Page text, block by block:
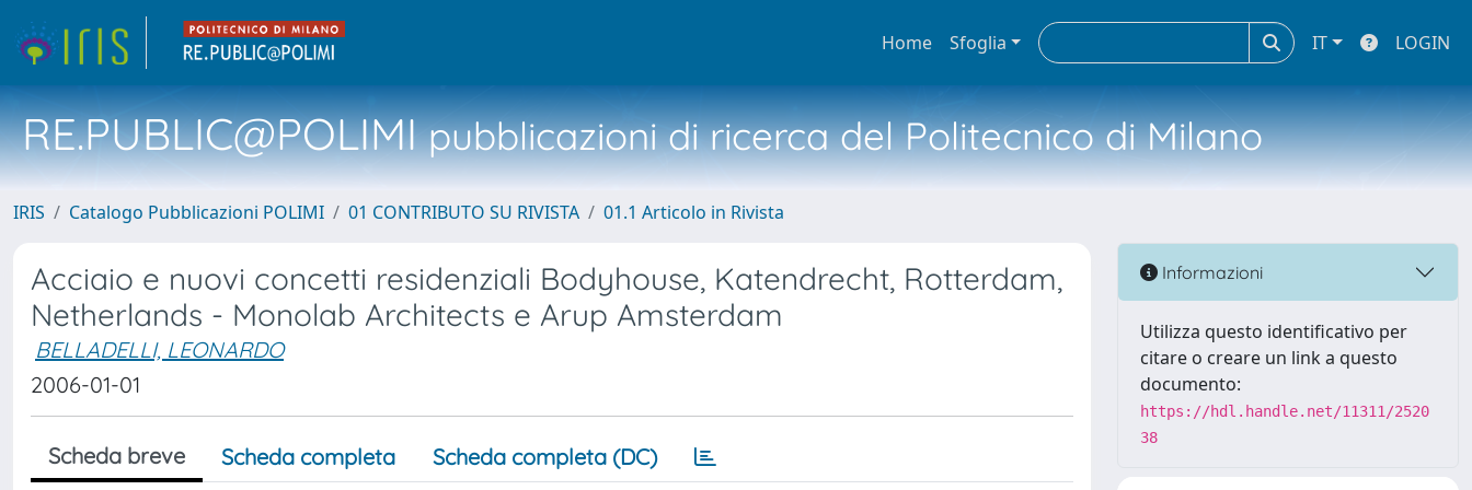
Home Sfoglia IT LOGIN
RE.PUBLIC@POLIMIpubblicazioni di ricerca del Politecnico di Milano
IRIS Catalogo Pubblicazioni POLIMI 01 CONTRIBUTO SU RIVISTA 01.1 Articolo in Rivista
Acciaio e nuovi concetti residenziali Bodyhouse, Katendrecht, Rotterdam,
Netherlands - Monolab Architects e Arup Amsterdam
BELLADELLI, LEONARDO
2006-01-01
Scheda breve Scheda completa Scheda completa (DC)
Informazioni
Utilizza questo identificativo per
citare o creare un link a questo
documento:
https://hdl.handle.net/11311/2520
38